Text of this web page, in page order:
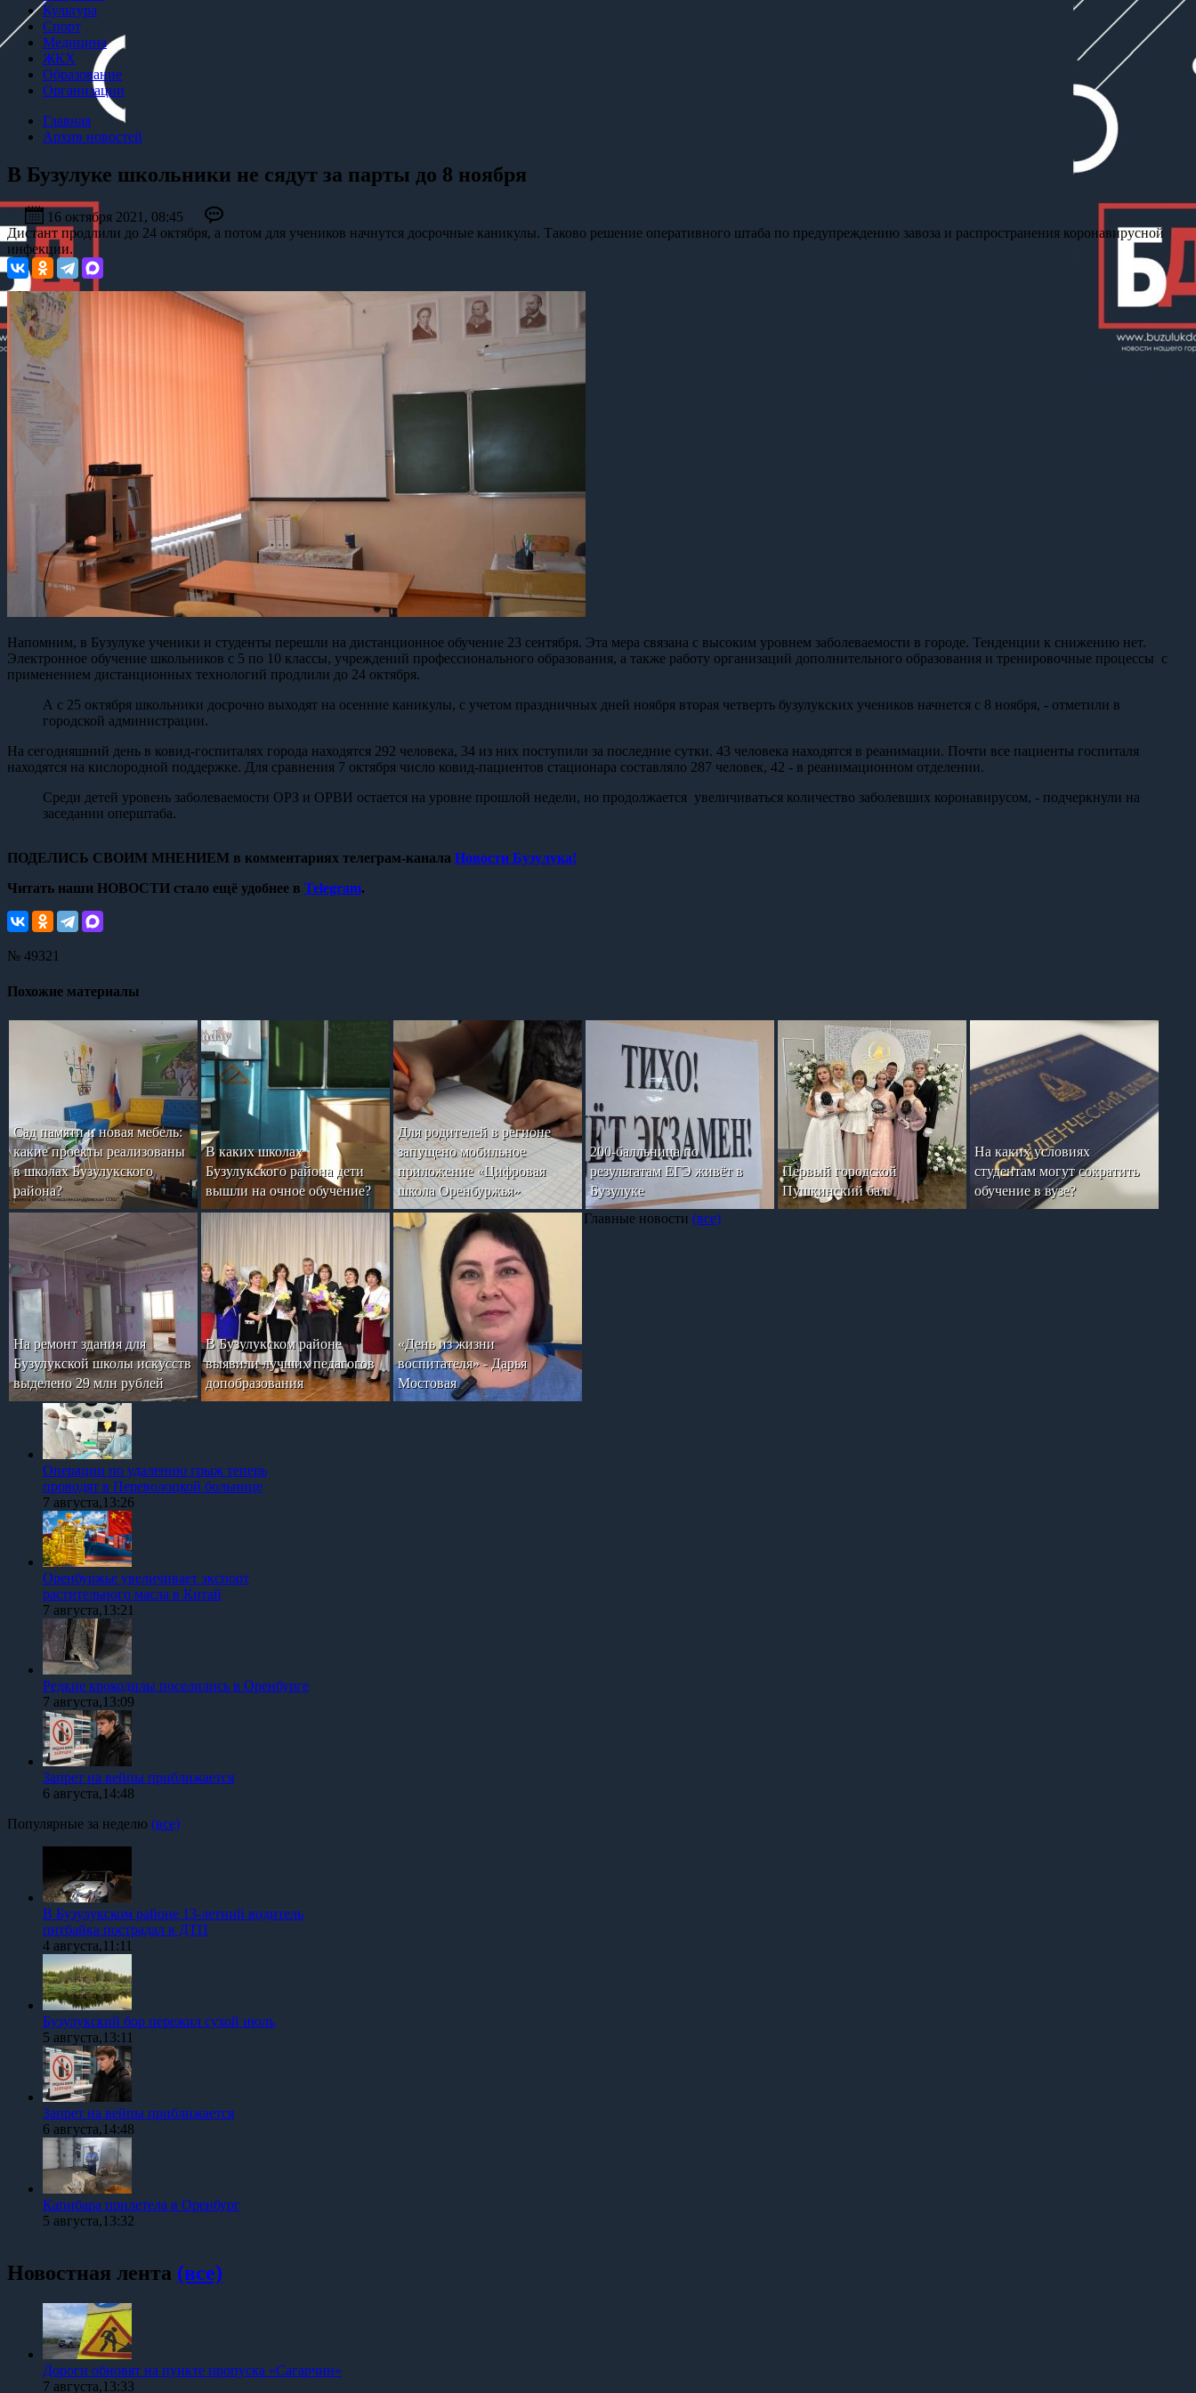
Культура
Спорт
Медицина
ЖКХ
Образование
Организации
Главная
Архив новостей
В Бузулуке школьники не сядут за парты до 8 ноября
16 октября 2021, 08:45
Дистант продлили до 24 октября, а потом для учеников начнутся досрочные каникулы. Таково решение оперативного штаба по предупреждению завоза и распространения коронавирусной
инфекции.
Напомним, в Бузулуке ученики и студенты перешли на дистанционное обучение 23 сентября. Эта мера связана с высоким уровнем заболеваемости в городе. Тенденции к снижению нет.
Электронное обучение школьников с 5 по 10 классы, учреждений профессионального образования, а также работу организаций дополнительного образования и тренировочные процессы с
применением дистанционных технологий продлили до 24 октября.
А с 25 октября школьники досрочно выходят на осенние каникулы, с учетом праздничных дней ноября вторая четверть бузулукских учеников начнется с 8 ноября, - отметили в
городской администрации.
На сегодняшний день в ковид-госпиталях города находятся 292 человека, 34 из них поступили за последние сутки. 43 человека находятся в реанимации. Почти все пациенты госпиталя
находятся на кислородной поддержке. Для сравнения 7 октября число ковид-пациентов стационара составляло 287 человек, 42 - в реанимационном отделении.
Среди детей уровень заболеваемости ОРЗ и ОРВИ остается на уровне прошлой недели, но продолжается увеличиваться количество заболевших коронавирусом, - подчеркнули на
заседании оперштаба.
ПОДЕЛИСЬ СВОИМ МНЕНИЕМ в комментариях телеграм-канала Новости Бузулука!
Читать наши НОВОСТИ стало ещё удобнее в Telegram.
№ 49321
Похожие материалы
Сад памяти и новая мебель:
какие проекты реализованы
в школах Бузулукского
района?
В каких школах
Бузулукского района дети
вышли на очное обучение?
Для родителей в регионе
запущено мобильное
приложение «Цифровая
школа Оренбуржья»
200-балльница по
результатам ЕГЭ живёт в
Бузулуке
Первый городской
Пушкинский бал
На каких условиях
студентам могут сократить
обучение в вузе?
На ремонт здания для
Бузулукской школы искусств
выделено 29 млн рублей
В Бузулукском районе
выявили лучших педагогов
допобразования
«День из жизни
воспитателя» - Дарья
Мостовая
Главные новости (все)
Операции по удалению грыж теперь
проводят в Переволоцкой больнице
7 августа,13:26
Оренбуржье увеличивает экспорт
растительного масла в Китай
7 августа,13:21
Редкие крокодилы поселились в Оренбурге
7 августа,13:09
Запрет на вейпы приближается
6 августа,14:48
Популярные за неделю (все)
В Бузулукском районе 13-летний водитель
питбайка пострадал в ДТП
4 августа,11:11
Бузулукский бор пережил сухой июль
5 августа,13:11
Запрет на вейпы приближается
6 августа,14:48
Капибара прилетела в Оренбург
5 августа,13:32
Новостная лента (все)
Дороги обновят на пункте пропуска «Сагарчин»
7 августа,13:33